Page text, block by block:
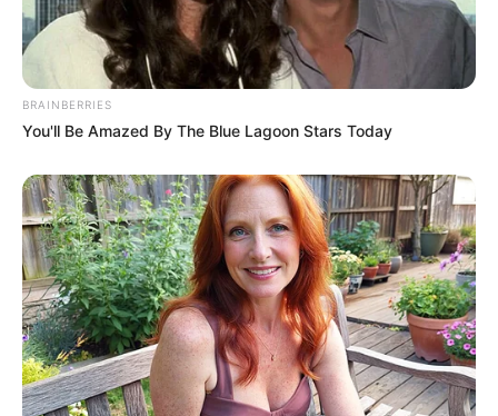
BRAINBERRIES
You'll Be Amazed By The Blue Lagoon Stars Today